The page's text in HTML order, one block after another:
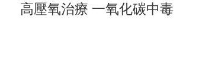
高壓氧治療 一氧化碳中毒